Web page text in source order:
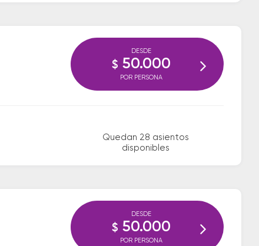
Quedan 28 asientos
disponibles
DESDE
$ 50.000
POR PERSONA
DESDE
$ 50.000
POR PERSONA